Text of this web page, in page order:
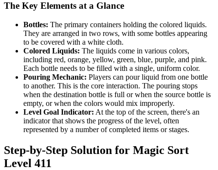
The Key Elements at a Glance
Bottles: The primary containers holding the colored liquids.
They are arranged in two rows, with some bottles appearing
to be covered with a white cloth.
Colored Liquids: The liquids come in various colors,
including red, orange, yellow, green, blue, purple, and pink.
Each bottle needs to be filled with a single, uniform color.
Pouring Mechanic: Players can pour liquid from one bottle
to another. This is the core interaction. The pouring stops
when the destination bottle is full or when the source bottle is
empty, or when the colors would mix improperly.
Level Goal Indicator: At the top of the screen, there's an
indicator that shows the progress of the level, often
represented by a number of completed items or stages.
Step-by-Step Solution for Magic Sort
Level 411